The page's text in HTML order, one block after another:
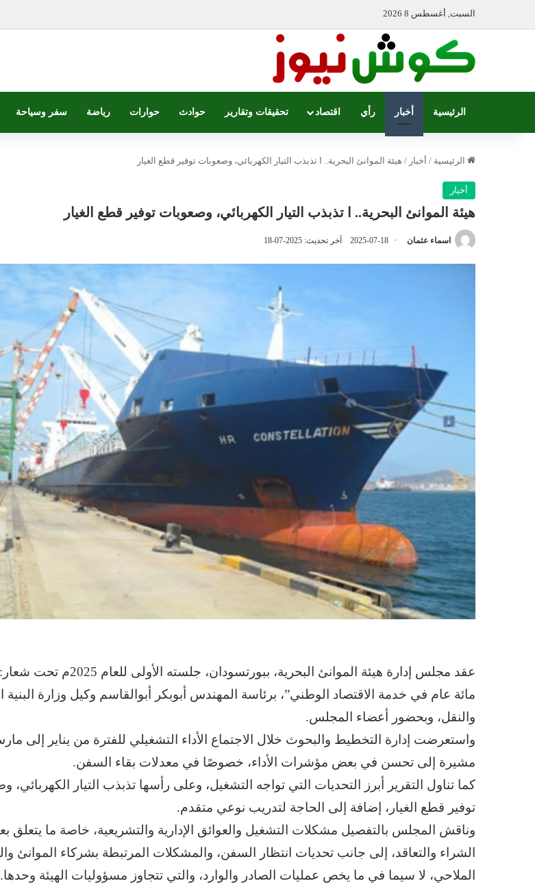
السبت, أغسطس 8 2026
الرئيسية أخبار رأي اقتصاد تحقيقات وتقارير حوادث حوارات رياضة سفر وسياحة
الرئيسية / أخبار / هيئة الموانئ البحرية.. ا تذبذب التيار الكهربائي، وصعوبات توفير قطع الغيار
أخبار
هيئة الموانئ البحرية.. ا تذبذب التيار الكهربائي، وصعوبات توفير قطع الغيار
اسماء عثمان 2025-07-18 آخر تحديث: 2025-07-18
عقد مجلس إدارة هيئة الموانئ البحرية، ببورتسودان،
مائة عام في خدمة الاقتصاد الوطني”، برئاسة المهندس أبوبكر أبوالقاسم وكيل وزارة البنية
والنقل، وبحضور أعضاء المجلس.
مشيرة إلى تحسن في بعض مؤشرات الأداء، خصوصًا في معدلات بقاء السفن.
كما تناول التقرير أبرز التحديات التي تواجه التشغيل، وعلى رأسها تذبذب التيار الكهربائي،
توفير قطع الغيار، إضافة إلى الحاجة لتدريب نوعي متقدم.
وناقش المجلس بالتفصيل مشكلات التشغيل والعوائق الإدارية والتشريعية، خاصة ما يتعلق
الشراء والتعاقد، إلى جانب تحديات انتظار السفن، والمشكلات المرتبطة بشركاء الموانئ
الملاحي، لا سيما في ما يخص عمليات الصادر والوارد، والتي تتجاوز مسؤوليات الهيئة وحدها.